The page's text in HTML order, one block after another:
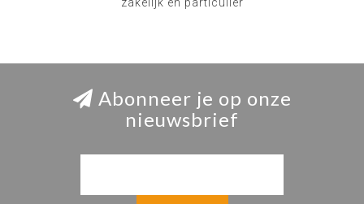
Abonneer je op onze
nieuwsbrief